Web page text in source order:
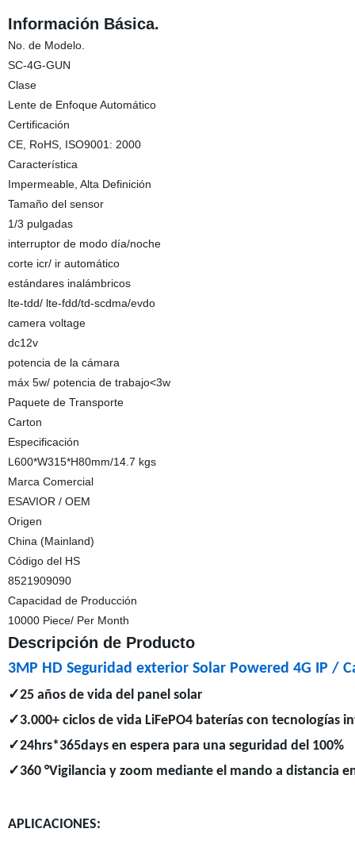
Información Básica.
No. de Modelo.
SC-4G-GUN
Clase
Lente de Enfoque Automático
Certificación
CE, RoHS, ISO9001: 2000
Característica
Impermeable, Alta Definición
Tamaño del sensor
1/3 pulgadas
interruptor de modo día/noche
corte icr/ ir automático
estándares inalámbricos
lte-tdd/ lte-fdd/td-scdma/evdo
camera voltage
dc12v
potencia de la cámara
máx 5w/ potencia de trabajo<3w
Paquete de Transporte
Carton
Especificación
L600*W315*H80mm/14.7 kgs
Marca Comercial
ESAVIOR / OEM
Origen
China (Mainland)
Código del HS
8521909090
Capacidad de Producción
10000 Piece/ Per Month
Descripción de Producto
3MP HD Seguridad exterior Solar Powered 4G IP /
✓25 años de vida del panel solar
✓3.000+ ciclos de vida LiFePO4 baterías con tecnologías
✓24hrs*365days en espera para una seguridad del 100%
✓360 °Vigilancia y zoom mediante el mando a distancia
APLICACIONES: